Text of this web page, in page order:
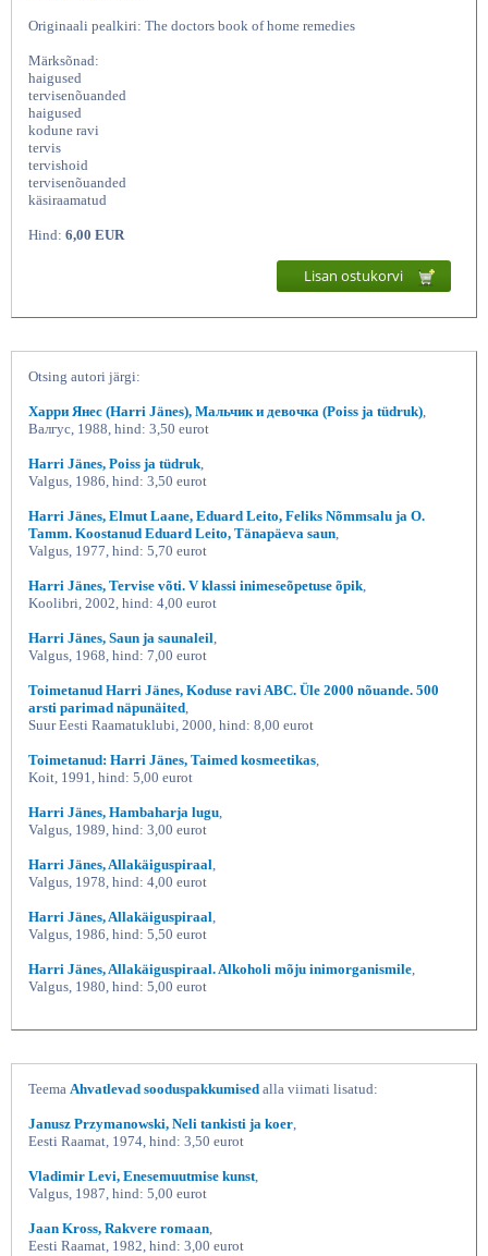
Koduse ravi ABC Üle
Originaali pealkiri: The doctors book of home remedies
Märksõnad:
haigused
tervisenõuanded
haigused
kodune ravi
tervis
tervishoid
tervisenõuanded
käsiraamatud
Hind: 6,00 EUR
Lisan ostukorvi
Otsing autori järgi:
Харри Янес (Harri Jänes), Мальчик и девочка (Poiss ja tüdruk)
Валгус, 1988, hind: 3,50 eurot
Harri Jänes, Poiss ja tüdruk
Valgus, 1986, hind: 3,50 eurot
Harri Jänes, Elmut Laane, Eduard Leito, Feliks Nõmmsalu ja O.
Tamm. Koostanud Eduard Leito, Tänapäeva saun
Valgus, 1977, hind: 5,70 eurot
Harri Jänes, Tervise võti. V klassi inimeseõpetuse õpik
Koolibri, 2002, hind: 4,00 eurot
Harri Jänes, Saun ja saunaleil
Valgus, 1968, hind: 7,00 eurot
Toimetanud Harri Jänes, Koduse ravi ABC. Üle 2000 nõuande. 500
arsti parimad näpunäited
Suur Eesti Raamatuklubi, 2000, hind: 8,00 eurot
Toimetanud: Harri Jänes, Taimed kosmeetikas
Koit, 1991, hind: 5,00 eurot
Harri Jänes, Hambaharja lugu
Valgus, 1989, hind: 3,00 eurot
Harri Jänes, Allakäiguspiraal
Valgus, 1978, hind: 4,00 eurot
Harri Jänes, Allakäiguspiraal
Valgus, 1986, hind: 5,50 eurot
Harri Jänes, Allakäiguspiraal. Alkoholi mõju inimorganismile
Valgus, 1980, hind: 5,00 eurot
Teema Ahvatlevad sooduspakkumised alla viimati lisatud:
Janusz Przymanowski, Neli tankisti ja koer
Eesti Raamat, 1974, hind: 3,50 eurot
Vladimir Levi, Enesemuutmise kunst
Valgus, 1987, hind: 5,00 eurot
Jaan Kross, Rakvere romaan
Eesti Raamat, 1982, hind: 3,00 eurot